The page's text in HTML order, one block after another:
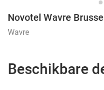
Novotel Wavre
Wavre
Beschikbare